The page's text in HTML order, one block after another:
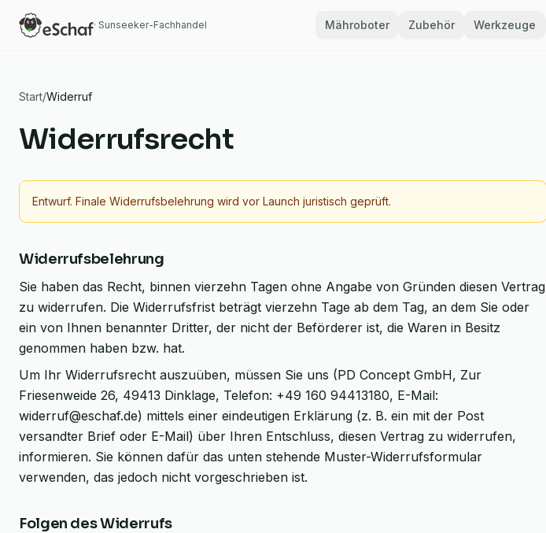
· Sunseeker-Fachhandel Mähroboter Zubehör Werkzeuge
Start/Widerruf
Widerrufsrecht
Entwurf. Finale Widerrufsbelehrung wird vor Launch juristisch geprüft.
Widerrufsbelehrung
Sie haben das Recht, binnen vierzehn Tagen ohne Angabe von Gründen diesen Vertrag
zu widerrufen. Die Widerrufsfrist beträgt vierzehn Tage ab dem Tag, an dem Sie oder
ein von Ihnen benannter Dritter, der nicht der Beförderer ist, die Waren in Besitz
genommen haben bzw. hat.
Um Ihr Widerrufsrecht auszuüben, müssen Sie uns (PD Concept GmbH, Zur
Friesenweide 26, 49413 Dinklage, Telefon: +49 160 94413180, E-Mail:
widerruf@eschaf.de) mittels einer eindeutigen Erklärung (z. B. ein mit der Post
versandter Brief oder E-Mail) über Ihren Entschluss, diesen Vertrag zu widerrufen,
informieren. Sie können dafür das unten stehende Muster-Widerrufsformular
verwenden, das jedoch nicht vorgeschrieben ist.
Folgen des Widerrufs